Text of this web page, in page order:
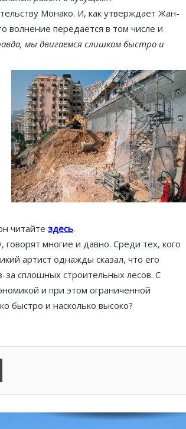
Монако. И, как утверждает Жан-
волнение передается в том числе и
мы двигаемся слишком быстро и
читайте здесь.
многие и давно. Среди тех, кого
артист однажды сказал, что его
сплошных строительных лесов. С
и при этом ограниченной
быстро и насколько высоко?
Распечатать
Князь Альбер II и Принцесса
Шарлен посетили 77-й Бал
Красного Креста Монако
Шарль Леклер вновь в борьбе:
Ferrari набирает скорость перед
паузой
партнёрство ради безопасных
летних ночей
В Монако раскрыли мошенничество
с драгоценностями на сумму свыше
€1 млн
усиливает безопасность крупных